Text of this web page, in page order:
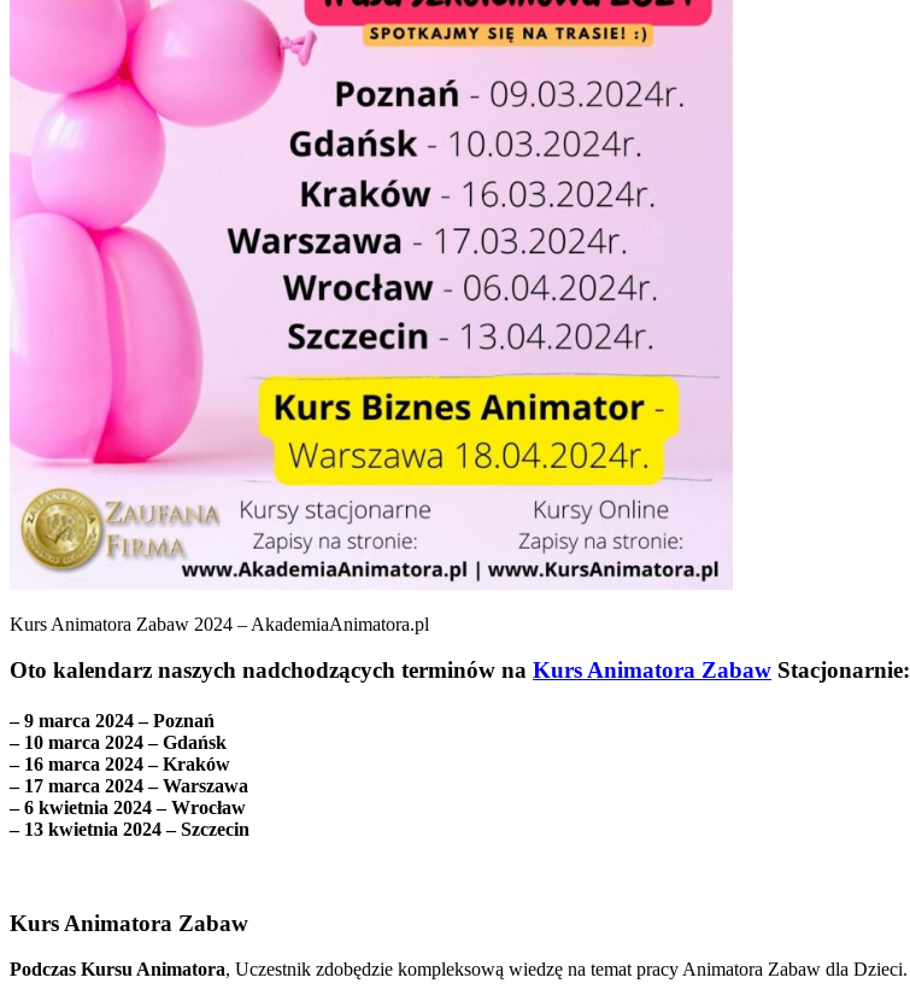
Kurs Animatora Zabaw 2024 – AkademiaAnimatora.pl
Oto kalendarz naszych nadchodzących terminów na Kurs Animatora Zabaw Stacjonarnie:
– 9 marca 2024 – Poznań
– 10 marca 2024 – Gdańsk
– 16 marca 2024 – Kraków
– 17 marca 2024 – Warszawa
– 6 kwietnia 2024 – Wrocław
– 13 kwietnia 2024 – Szczecin
Kurs Animatora Zabaw
Podczas Kursu Animatora, Uczestnik zdobędzie kompleksową wiedzę na temat pracy Animatora Zabaw dla Dzieci.